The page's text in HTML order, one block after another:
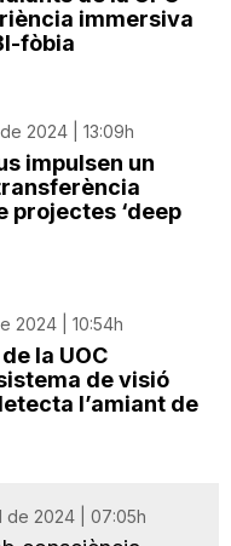
immersiva
fòbia
2024 | 13:09h
impulsen un
projectes ‘deep
2024 | 10:54h
la UOC
de visió
l’amiant de
de 2024 | 07:05h